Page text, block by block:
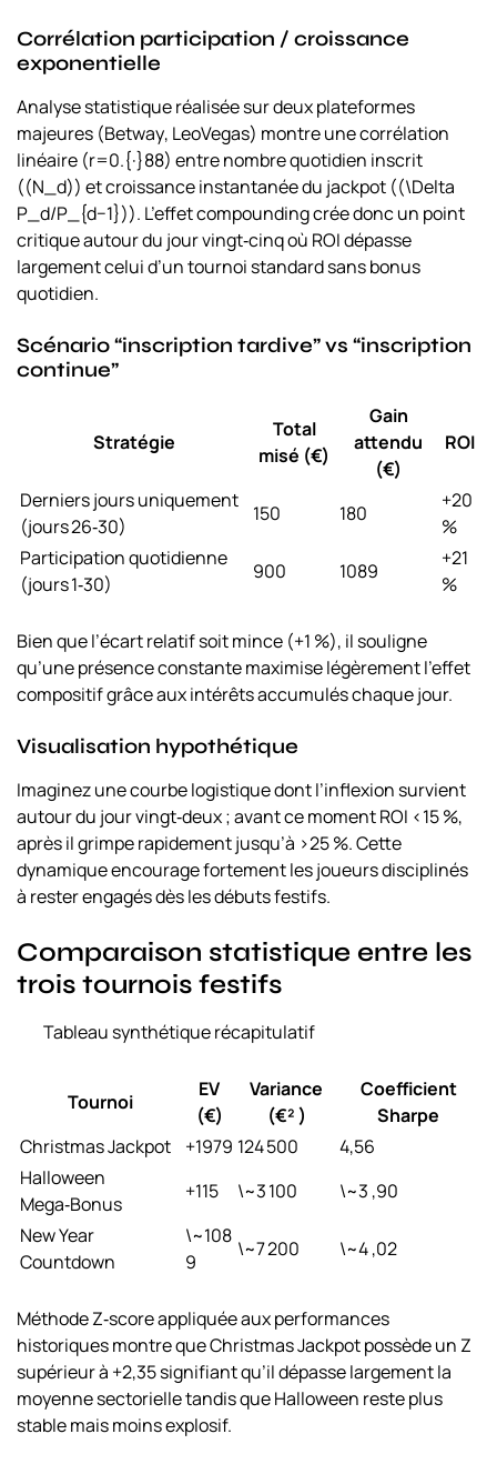
Corrélation participation / croissance
exponentielle
Analyse statistique réalisée sur deux plateformes
majeures (Betway, LeoVegas) montre une corrélation
linéaire (r=0.{·}88) entre nombre quotidien inscrit
((N_d)) et croissance instantanée du jackpot ((\Delta
P_d/P_{d−1})). L’effet compounding crée donc un point
critique autour du jour vingt‑cinq où ROI dépasse
largement celui d’un tournoi standard sans bonus
quotidien.
Scénario “inscription tardive” vs “inscription
continue”
Stratégie
Total
misé (€)
Gain
attendu
(€)
ROI
Derniers jours uniquement
(jours 26‑30)
150 180
+20
%
Participation quotidienne
(jours 1‑30)
900 1089
+21
%
Bien que l’écart relatif soit mince (+1 %), il souligne
qu’une présence constante maximise légèrement l’effet
compositif grâce aux intérêts accumulés chaque jour.
Visualisation hypothétique
Imaginez une courbe logistique dont l’inflexion survient
autour du jour vingt‐deux ; avant ce moment ROI <15 %,
après il grimpe rapidement jusqu’à >25 %. Cette
dynamique encourage fortement les joueurs disciplinés
à rester engagés dès les débuts festifs.
Comparaison statistique entre les
trois tournois festifs
Tableau synthétique récapitulatif
Tournoi
EV
(€)
Variance
(€² )
Coefficient
Sharpe
Christmas Jackpot
+1979 124 500
4,56
Halloween
Mega‑Bonus
+115 \~3 100
\~3 ,90
New Year
Countdown
\~108
9
\~7 200 \~4 ,02
Méthode Z‑score appliquée aux performances
historiques montre queChristmas Jackpotpossède un Z
supérieur à +2,35 signifiant qu’il dépasse largement la
moyenne sectorielle tandis queHalloween reste plus
stable mais moins explosif.